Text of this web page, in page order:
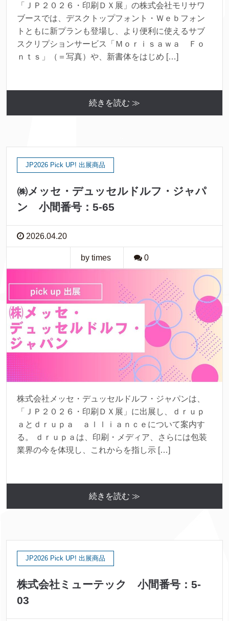
「ＪＰ２０２６・印刷ＤＸ展」の株式会社モリサワ
ブースでは、デスクトップフォント・Ｗｅｂフォン
トともに新プランも登場し、より便利に使えるサブ
スクリプションサービス「Ｍｏｒｉｓａｗａ Ｆｏ
ｎｔｓ」（＝写真）や、新書体をはじめ […]
続きを読む ≫
JP2026 Pick UP! 出展商品
㈱メッセ・デュッセルドルフ・ジャパ
ン 小間番号：5-65
2026.04.20
by times 0
株式会社メッセ・デュッセルドルフ・ジャパンは、
「ＪＰ２０２６・印刷ＤＸ展」に出展し、ｄｒｕｐ
ａとｄｒｕｐａ ａｌｌｉａｎｃｅについて案内す
る。 ｄｒｕｐａは、印刷・メディア、さらには包装
業界の今を体現し、これからを指し示 […]
続きを読む ≫
JP2026 Pick UP! 出展商品
株式会社ミューテック 小間番号：5-
03